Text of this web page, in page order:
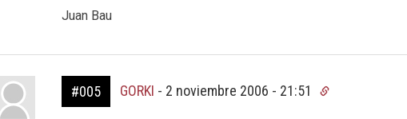
Juan Bau
#005 GORKI - 2 noviembre 2006 - 21:51